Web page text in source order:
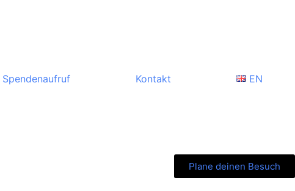
Spendenaufruf Kontakt EN
Plane deinen Besuch